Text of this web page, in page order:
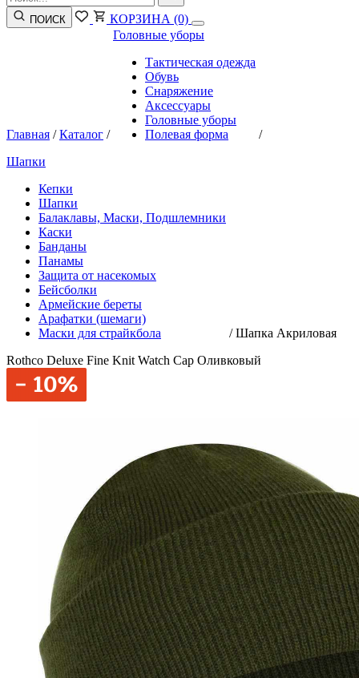
ПОИСК КОРЗИНА (0)
Главная /Каталог /
Головные уборы
Тактическая одежда
Обувь
Снаряжение
Аксессуары
Головные уборы
Полевая форма
/
Шапки
Кепки
Шапки
Балаклавы, Маски, Подшлемники
Каски
Банданы
Панамы
Защита от насекомых
Бейсболки
Армейские береты
Арафатки (шемаги)
Маски для страйкбола
/Шапка Акриловая
Rothco Deluxe Fine Knit Watch Cap Оливковый